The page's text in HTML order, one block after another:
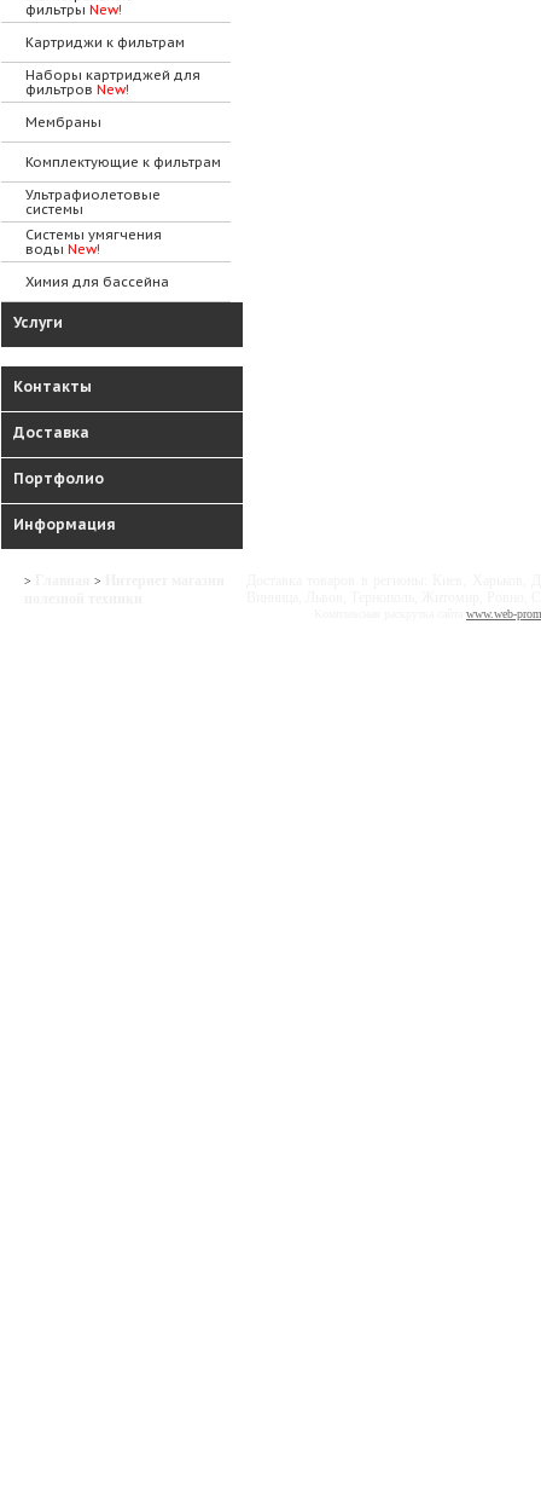
фильтры New!
Картриджи к фильтрам
Наборы картриджей для
фильтров New!
Мембраны
Комплектующие к фильтрам
Ультрафиолетовые
системы
Системы умягчения
воды New!
Химия для бассейна
Услуги
Контакты
Доставка
Портфолио
Информация
> >
www.web-